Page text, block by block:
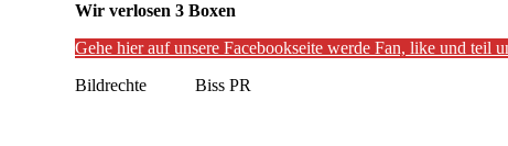
Wir verlosen 3 Boxen
Gehe hier auf unsere Facebookseite werde Fan, like und teil
Bildrechte Biss PR